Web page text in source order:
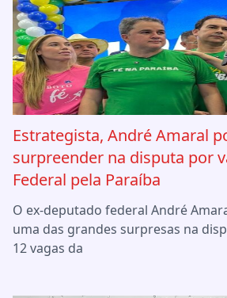
Estrategista, André Amaral
surpreender na disputa por
Federal pela Paraíba
O ex-deputado federal André
uma das grandes surpresas na
12 vagas da